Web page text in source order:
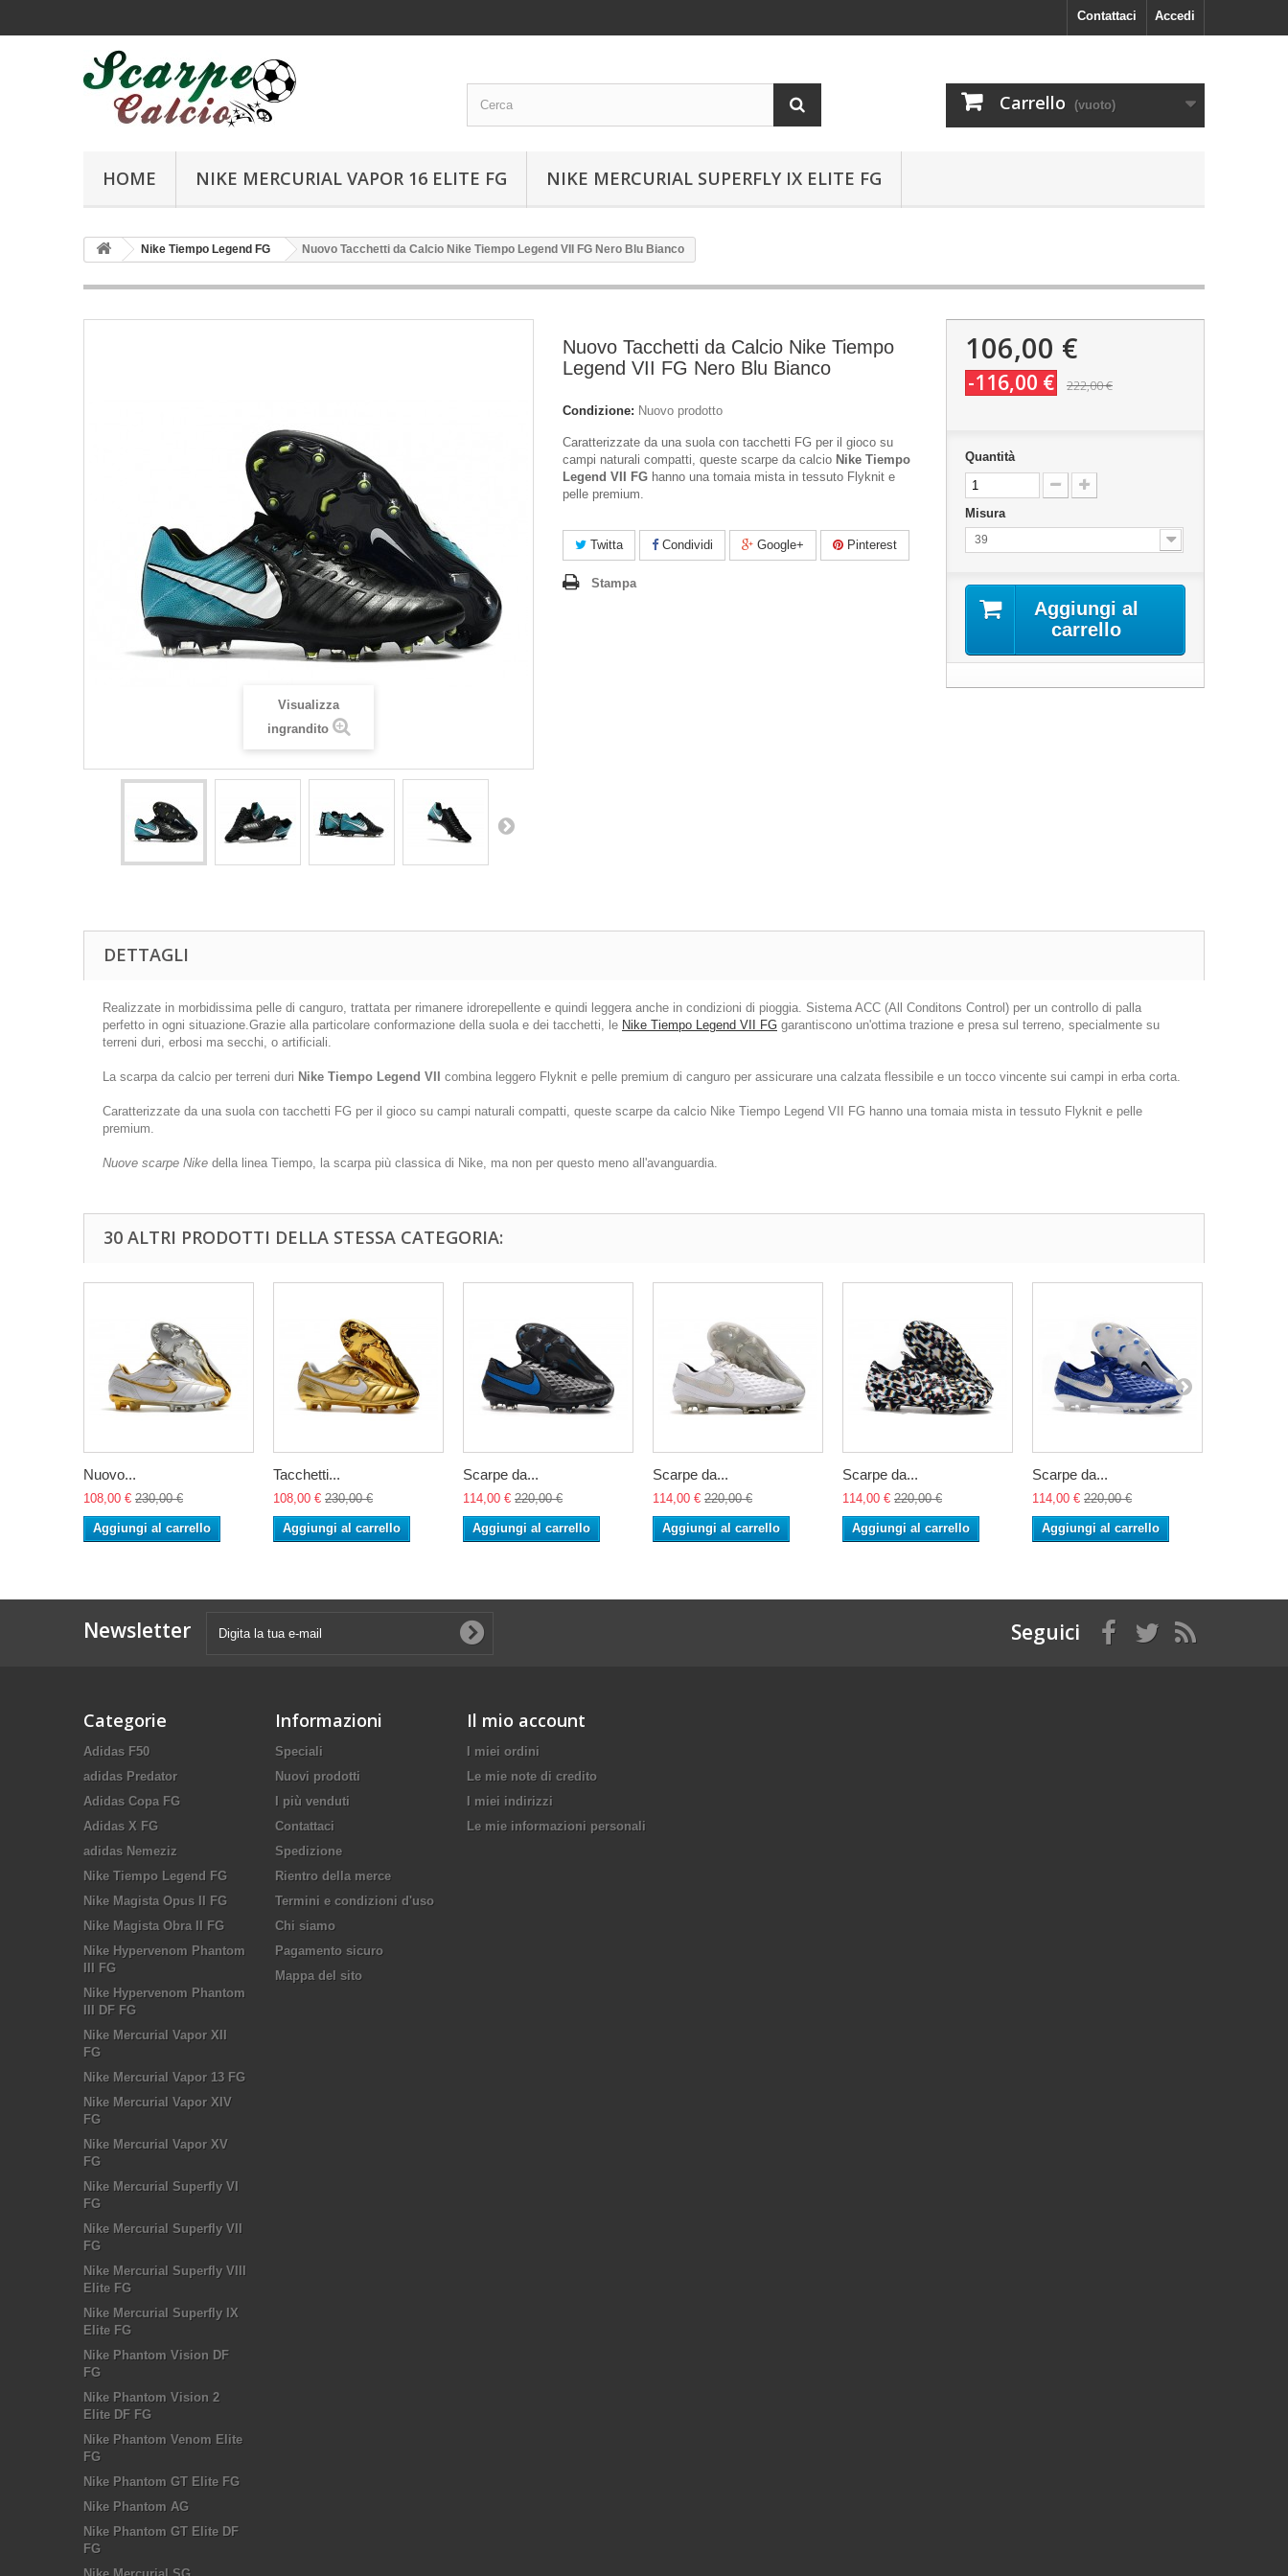
Accedi
Contattaci
Carrello (vuoto)
HOME NIKE MERCURIAL VAPOR 16 ELITE FG NIKE MERCURIAL SUPERFLY IX ELITE FG
Nike Tiempo Legend FG Nuovo Tacchetti da Calcio Nike Tiempo Legend VII FG Nero Blu Bianco
Visualizza
ingrandito
Nuovo Tacchetti da Calcio Nike Tiempo
Legend VII FG Nero Blu Bianco
Condizione: Nuovo prodotto
Caratterizzate da una suola con tacchetti FG per il gioco su
campi naturali compatti, queste scarpe da calcio Nike Tiempo
Legend VII FG hanno una tomaia mista in tessuto Flyknit e
pelle premium.
Twitta Condividi Google+ Pinterest
Stampa
106,00 €
-116,00 € 222,00 €
Quantità
Misura
39
Aggiungi al
carrello
DETTAGLI
Realizzate in morbidissima pelle di canguro, trattata per rimanere idrorepellente e quindi leggera anche in condizioni di pioggia. Sistema ACC (All Conditons Control) per un controllo di palla
perfetto in ogni situazione.Grazie alla particolare conformazione della suola e dei tacchetti, le Nike Tiempo Legend VII FG garantiscono un'ottima trazione e presa sul terreno, specialmente su
terreni duri, erbosi ma secchi, o artificiali.
La scarpa da calcio per terreni duri Nike Tiempo Legend VII combina leggero Flyknit e pelle premium di canguro per assicurare una calzata flessibile e un tocco vincente sui campi in erba corta.
Caratterizzate da una suola con tacchetti FG per il gioco su campi naturali compatti, queste scarpe da calcio Nike Tiempo Legend VII FG hanno una tomaia mista in tessuto Flyknit e pelle
premium.
Nuove scarpe Nike della linea Tiempo, la scarpa più classica di Nike, ma non per questo meno all'avanguardia.
30 ALTRI PRODOTTI DELLA STESSA CATEGORIA:
Nuovo...
108,00 € 230,00 €
Aggiungi al carrello
Tacchetti...
108,00 € 230,00 €
Aggiungi al carrello
Scarpe da...
114,00 € 220,00 €
Aggiungi al carrello
Scarpe da...
114,00 € 220,00 €
Aggiungi al carrello
Scarpe da...
114,00 € 220,00 €
Aggiungi al carrello
Scarpe da...
114,00 € 220,00 €
Aggiungi al carrello
Newsletter Seguici
Categorie
Adidas F50
adidas Predator
Adidas Copa FG
Adidas X FG
adidas Nemeziz
Nike Tiempo Legend FG
Nike Magista Opus II FG
Nike Magista Obra II FG
Nike Hypervenom Phantom
III FG
Nike Hypervenom Phantom
III DF FG
Nike Mercurial Vapor XII
FG
Nike Mercurial Vapor 13 FG
Nike Mercurial Vapor XIV
FG
Nike Mercurial Vapor XV
FG
Nike Mercurial Superfly VI
FG
Nike Mercurial Superfly VII
FG
Nike Mercurial Superfly VIII
Elite FG
Nike Mercurial Superfly IX
Elite FG
Nike Phantom Vision DF
FG
Nike Phantom Vision 2
Elite DF FG
Nike Phantom Venom Elite
FG
Nike Phantom GT Elite FG
Nike Phantom AG
Nike Phantom GT Elite DF
FG
Informazioni
Speciali
Nuovi prodotti
I più venduti
Contattaci
Spedizione
Rientro della merce
Termini e condizioni d'uso
Chi siamo
Pagamento sicuro
Mappa del sito
Il mio account
I miei ordini
Le mie note di credito
I miei indirizzi
Le mie informazioni personali